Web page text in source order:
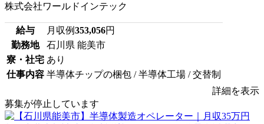
株式会社ワールドインテック
給与 月収例353,056円
勤務地
石川県 能美市
寮・社宅 あり
仕事内容 半導体チップの梱包 / 半導体工場 / 交替制
詳細を表示
募集が停止しています